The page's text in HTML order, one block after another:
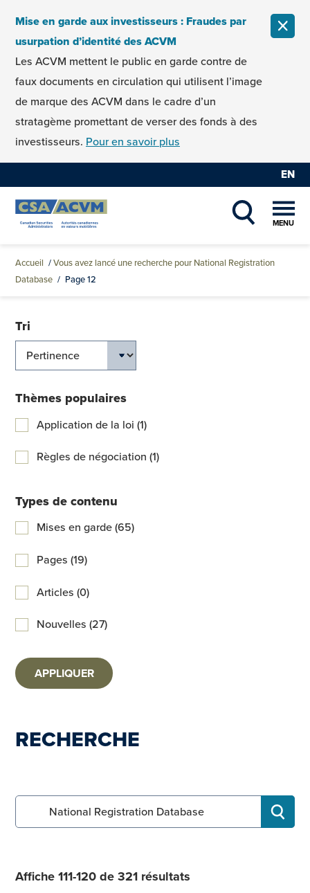
Mise en garde aux investisseurs : Fraudes par
usurpation d’identité des ACVM
Les ACVM mettent le public en garde contre de
faux documents en circulation qui utilisent l’image
de marque des ACVM dans le cadre d’un
stratagème promettant de verser des fonds à des
investisseurs. Pour en savoir plus
EN
MENU
Accueil /Vous avez lancé une recherche pour National Registration
Database / Page 12
Tri
Thèmes populaires
Application de la loi (1)
Règles de négociation (1)
Types de contenu
Mises en garde (65)
Pages (19)
Articles (0)
Nouvelles (27)
APPLIQUER
RECHERCHE
Search for:
Affiche 111-120 de 321 résultats